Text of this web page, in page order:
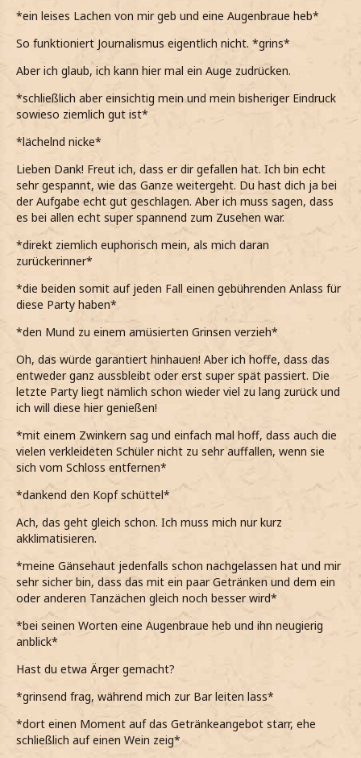
*ein leises Lachen von mir geb und eine Augenbraue heb*
So funktioniert Journalismus eigentlich nicht. *grins*
Aber ich glaub, ich kann hier mal ein Auge zudrücken.
*schließlich aber einsichtig mein und mein bisheriger Eindruck
sowieso ziemlich gut ist*
*lächelnd nicke*
Lieben Dank! Freut ich, dass er dir gefallen hat. Ich bin echt
sehr gespannt, wie das Ganze weitergeht. Du hast dich ja bei
der Aufgabe echt gut geschlagen. Aber ich muss sagen, dass
es bei allen echt super spannend zum Zusehen war.
*direkt ziemlich euphorisch mein, als mich daran
zurückerinner*
*die beiden somit auf jeden Fall einen gebührenden Anlass für
diese Party haben*
*den Mund zu einem amüsierten Grinsen verzieh*
Oh, das würde garantiert hinhauen! Aber ich hoffe, dass das
entweder ganz aussbleibt oder erst super spät passiert. Die
letzte Party liegt nämlich schon wieder viel zu lang zurück und
ich will diese hier genießen!
*mit einem Zwinkern sag und einfach mal hoff, dass auch die
vielen verkleideten Schüler nicht zu sehr auffallen, wenn sie
sich vom Schloss entfernen*
*dankend den Kopf schüttel*
Ach, das geht gleich schon. Ich muss mich nur kurz
akklimatisieren.
*meine Gänsehaut jedenfalls schon nachgelassen hat und mir
sehr sicher bin, dass das mit ein paar Getränken und dem ein
oder anderen Tanzächen gleich noch besser wird*
*bei seinen Worten eine Augenbraue heb und ihn neugierig
anblick*
Hast du etwa Ärger gemacht?
*grinsend frag, während mich zur Bar leiten lass*
*dort einen Moment auf das Getränkeangebot starr, ehe
schließlich auf einen Wein zeig*